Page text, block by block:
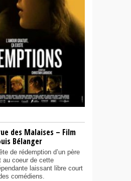
des Malaises – Film
Bélanger
de rédemption d’un père
au coeur de cette
laissant libre court
comédiens.